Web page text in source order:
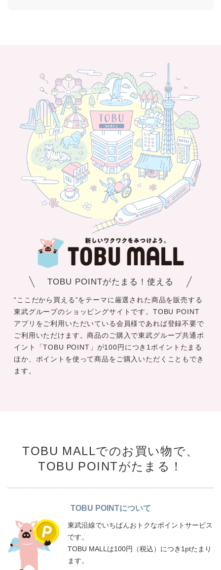
TOBU POINTがたまる！使える
“ここだから買える”をテーマに厳選された商品を販売する
東武グループのショッピングサイトです。TOBU POINT
アプリをご利用いただいている会員様であれば登録不要で
ご利用いただけます。商品のご購入で東武グループ共通ポ
イント「TOBU POINT」が100円につき1ポイントたまる
ほか、ポイントを使って商品をご購入いただくこともでき
ます。
TOBU MALLでのお買い物で、
TOBU POINTがたまる！
TOBU POINTについて
東武沿線でいちばんおトクなポイントサービス
です。
TOBU MALLは100円（税込）につき1ptたまり
ます。